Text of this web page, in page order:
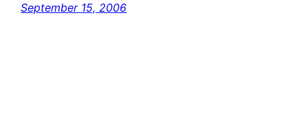
September 15, 2006